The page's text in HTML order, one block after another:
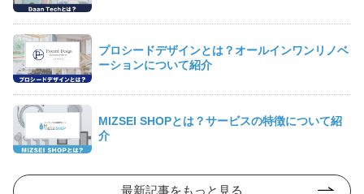
プロシードデザインとは？オールインワンリノベ
ーションについて紹介
MIZSEI SHOPとは？サービスの特徴について紹
介
最新記事をもっと見る